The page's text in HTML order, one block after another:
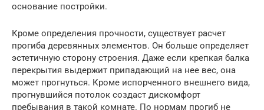
основание постройки.
Кроме определения прочности, существует расчет
прогиба деревянных элементов. Он больше определяет
эстетичную сторону строения. Даже если крепкая балка
перекрытия выдержит припадающий на нее вес, она
может прогнуться. Кроме испорченного внешнего вида,
прогнувшийся потолок создаст дискомфорт
пребывания в такой комнате. По нормам прогиб не